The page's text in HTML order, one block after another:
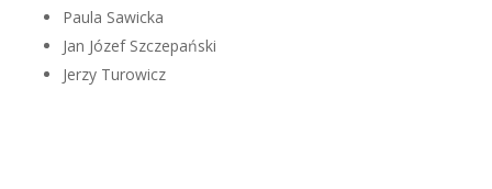
Paula Sawicka
Jan Józef Szczepański
Jerzy Turowicz